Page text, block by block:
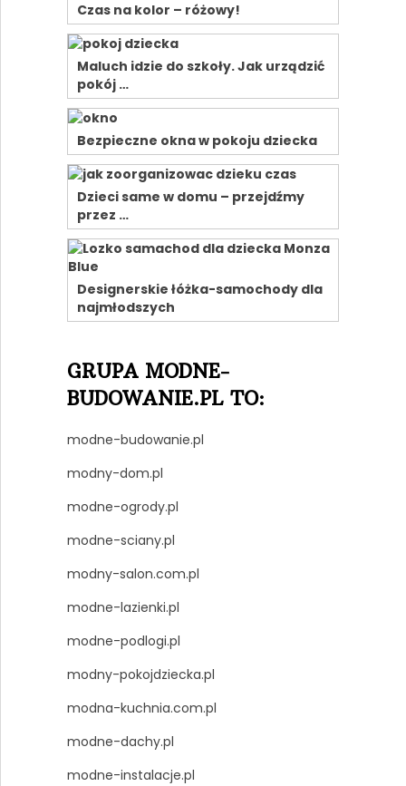
Czas na kolor – różowy!
Maluch idzie do szkoły. Jak urządzić
pokój …
Bezpieczne okna w pokoju dziecka
Dzieci same w domu – przejdźmy
przez …
Designerskie łóżka-samochody dla
najmłodszych
GRUPA MODNE-
BUDOWANIE.PL TO:
modne-budowanie.pl
modny-dom.pl
modne-ogrody.pl
modne-sciany.pl
modny-salon.com.pl
modne-lazienki.pl
modne-podlogi.pl
modny-pokojdziecka.pl
modna-kuchnia.com.pl
modne-dachy.pl
modne-instalacje.pl